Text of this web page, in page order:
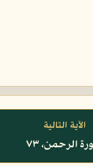
الآية التالية
الرحمن، ٧٣